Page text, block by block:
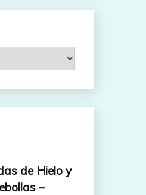
de Hielo y
–